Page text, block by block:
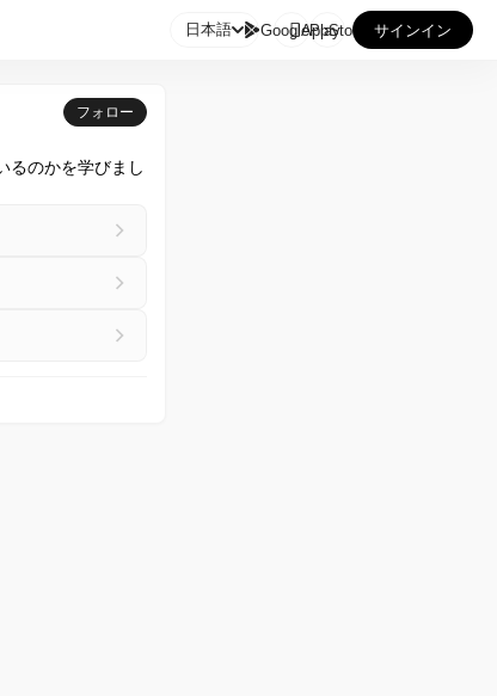
日本語 GooglePlay
AppStore サインイン
フォロー
るのかを学びまし